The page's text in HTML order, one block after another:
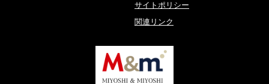
サイトポリシー
関連リンク